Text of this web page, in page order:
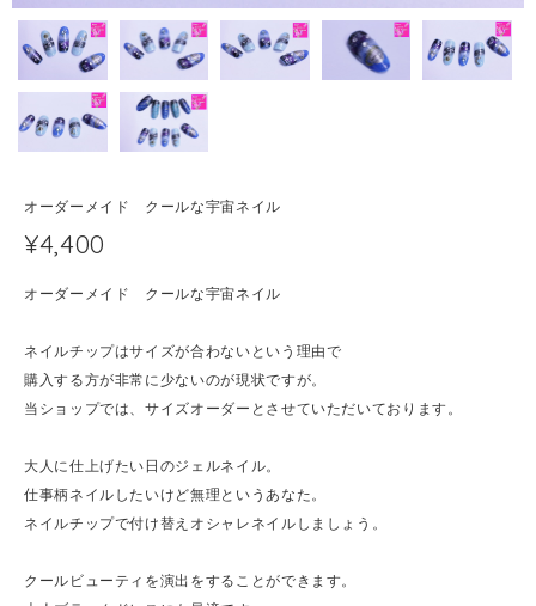
オーダーメイド クールな宇宙ネイル
¥4,400
オーダーメイド クールな宇宙ネイル
ネイルチップはサイズが合わないという理由で
購入する方が非常に少ないのが現状ですが。
当ショップでは、サイズオーダーとさせていただいております。
大人に仕上げたい日のジェルネイル。
仕事柄ネイルしたいけど無理というあなた。
ネイルチップで付け替えオシャレネイルしましょう。
クールビューティを演出をすることができます。